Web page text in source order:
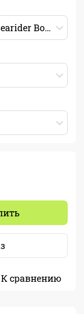
Cпиннинг Condor Fishing Searider Bolentino 2.4м 200г
К сравнению